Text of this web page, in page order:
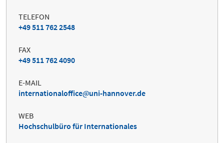
TELEFON
+49 511 762 2548
FAX
+49 511 762 4090
E-MAIL
internationaloffice
uni-hannover.de
WEB
Hochschulbüro für Internationales